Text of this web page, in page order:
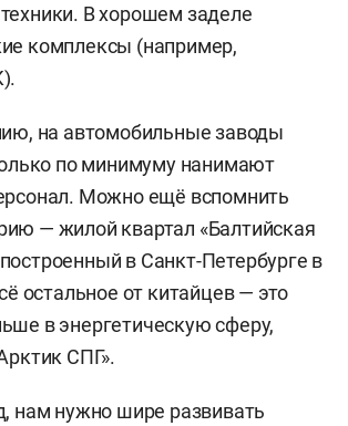
В хорошем заделе
комплексы (например,
на автомобильные заводы
по минимуму нанимают
Можно ещё вспомнить
— жилой квартал «Балтийская
в Санкт-Петербурге в
остальное от китайцев — это
в энергетическую сферу,
СПГ».
нам нужно шире развивать